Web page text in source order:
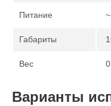
Питание
Габариты
Вес
Варианты